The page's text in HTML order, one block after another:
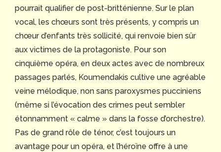
pourrait qualifier de post-britténienne. Sur le plan
vocal, les chœurs sont très présents, y compris un
chœur d’enfants très sollicité, qui renvoie bien sûr
aux victimes de la protagoniste. Pour son
cinquième opéra, en deux actes avec de nombreux
passages parlés, Koumendakis cultive une agréable
veine mélodique, non sans paroxysmes pucciniens
(même si l’évocation des crimes peut sembler
étonnamment « calme » dans la fosse d’orchestre).
Pas de grand rôle de ténor, c’est toujours un
avantage pour un opéra, et l’héroïne offre à une